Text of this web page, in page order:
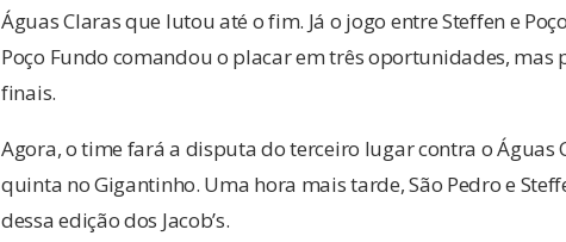
Águas Claras que lutou até o fim. Já o jogo entre Steffen e
Poço Fundo comandou o placar em três oportunidades,
finais.
Agora, o time fará a disputa do terceiro lugar contra o Águas
quinta no Gigantinho. Uma hora mais tarde, São Pedro e
dessa edição dos Jacob’s.